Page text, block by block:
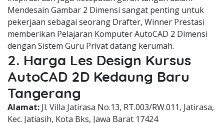
Mendesain Gambar 2 Dimensi sangat penting untuk
pekerjaan sebagai seorang Drafter, Winner Prestasi
memberikan Pelajaran Komputer AutoCAD 2 Dimensi
dengan Sistem Guru Privat datang kerumah.
2. Harga Les Design Kursus
AutoCAD 2D Kedaung Baru
Tangerang
Alamat: Jl. Villa Jatirasa No.13, RT.003/RW.011, Jatirasa,
Kec. Jatiasih, Kota Bks, Jawa Barat 17424